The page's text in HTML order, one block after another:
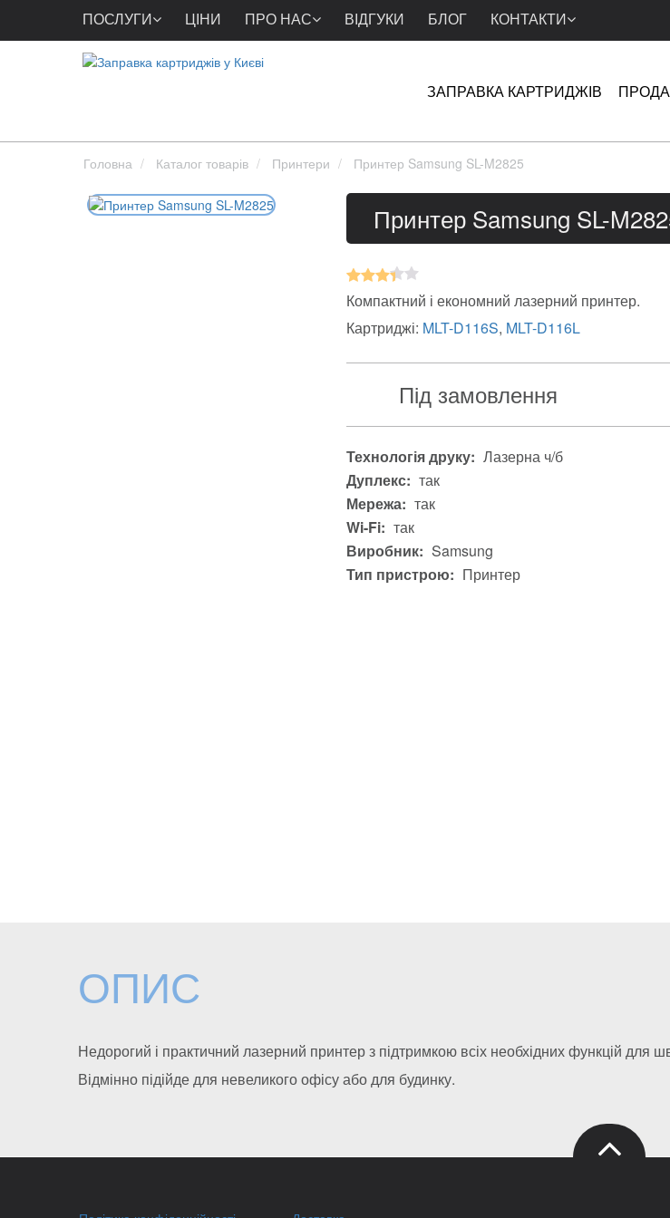
ПОСЛУГИ ЦІНИ ПРО НАС ВІДГУКИ БЛОГ КОНТАКТИ
ЗАПРАВКА КАРТРИДЖІВ
Головна Каталог товарів Принтери Принтер Samsung SL-M2825
Принтер Samsung SL-
Компактний і економний лазерний принтер.
Картриджі: MLT-D116S, MLT-D116L
Під замовлення
Технологія друку: Лазерна ч/б
Дуплекс: так
Мережа: так
Wi-Fi: так
Виробник: Samsung
Тип пристрою: Принтер
ОПИС
Недорогий і практичний лазерний принтер з підтримкою всіх необхідних функцій для
Відмінно підійде для невеликого офісу або для будинку.